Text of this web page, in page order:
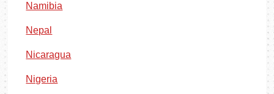
Namibia
Nepal
Nicaragua
Nigeria